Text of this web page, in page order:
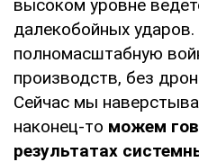
высоком уровне
далекобойных
полномасштабную
производств, без
Сейчас мы
наконец-то можем
результатах